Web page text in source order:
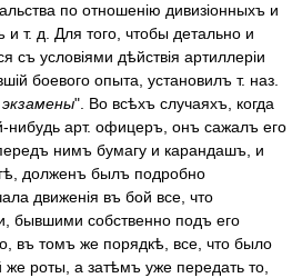
по отношенію дивизіонныхъ и
т. д. Для того, чтобы детально и
съ условіями дѣйствія артиллеріи
боевого опыта, установилъ т. наз.
экзамены". Во всѣхъ случаяхъ, когда
нибудь арт. офицеръ, онъ сажалъ его
нимъ бумагу и карандашъ, и
долженъ былъ подробно
движенія въ бой все, что
бывшими собственно подъ его
въ томъ же порядкѣ, все, что было
же роты, а затѣмъ уже передать то,